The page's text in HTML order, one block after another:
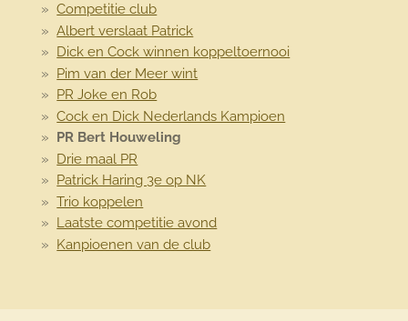
Competitie club
Albert verslaat Patrick
Dick en Cock winnen koppeltoernooi
Pim van der Meer wint
PR Joke en Rob
Cock en Dick Nederlands Kampioen
PR Bert Houweling
Drie maal PR
Patrick Haring 3e op NK
Trio koppelen
Laatste competitie avond
Kanpioenen van de club